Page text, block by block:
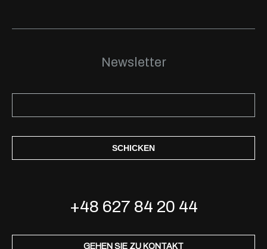
Newsletter
SCHICKEN
+48 627 84 20 44
GEHEN SIE ZU KONTAKT